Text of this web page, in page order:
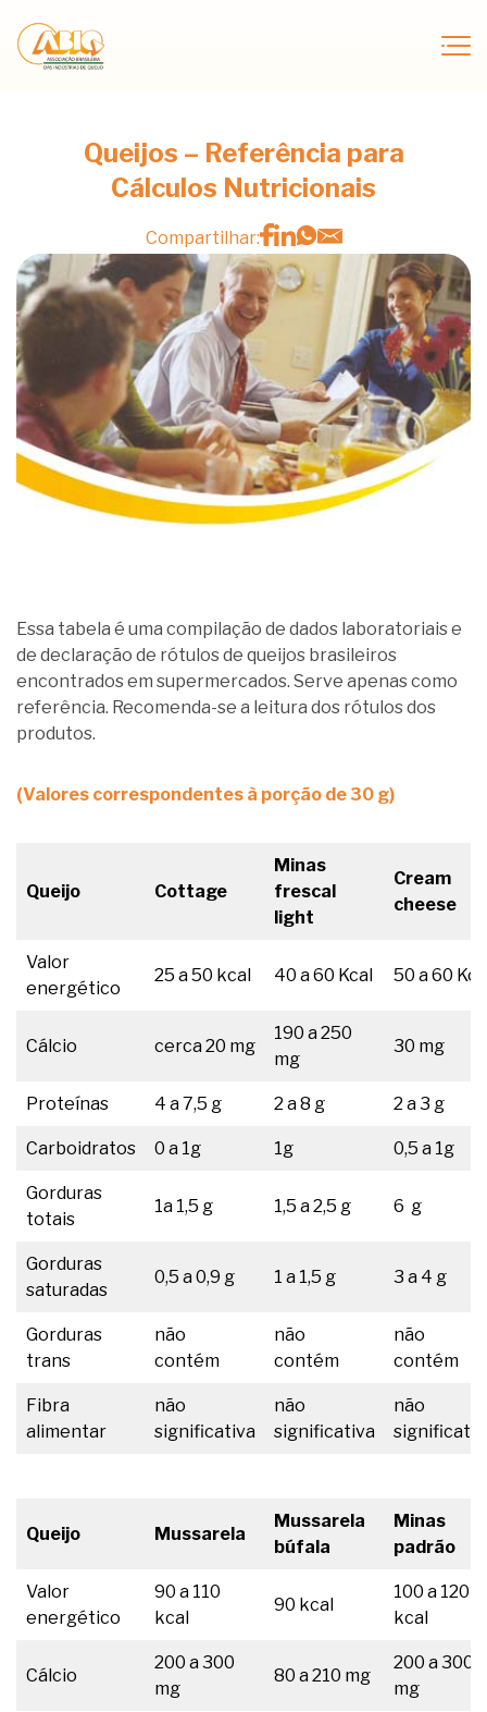
Queijos – Referência para
Cálculos Nutricionais
Compartilhar:
Essa tabela é uma compilação de dados laboratoriais e
de declaração de rótulos de queijos brasileiros
encontrados em supermercados. Serve apenas como
referência. Recomenda-se a leitura dos rótulos dos
produtos.
(Valores correspondentes à porção de 30 g)
Queijo Cottage
Minas
frescal
light
Cream
cheese
Valor
energético
25 a 50 kcal 40 a 60 Kcal 50 a 60
Cálcio cerca 20 mg
190 a 250
mg
30 mg
Proteínas 4 a 7,5 g 2 a 8 g 2 a 3 g
Carboidratos 0 a 1g 1g 0,5 a 1g
Gorduras
totais
1a 1,5 g 1,5 a 2,5 g 6 g
Gorduras
saturadas
0,5 a 0,9 g 1 a 1,5 g 3 a 4 g
Gorduras
trans
não
contém
não
contém
não
contém
Fibra
alimentar
não
significativa
não
significativa
não
Queijo Mussarela
Mussarela
búfala
Minas
padrão
Valor
energético
90 a 110
kcal
90 kcal
100 a 120
kcal
Cálcio
200 a 300
mg
80 a 210 mg
200 a 300
mg